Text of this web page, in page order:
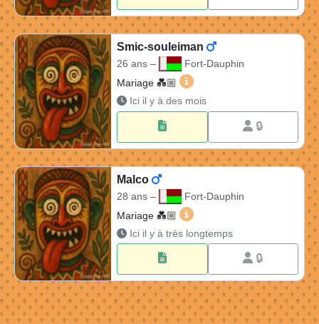
Smic-souleiman
26 ans –
Fort-Dauphin
Mariage 💑🏼​
Smic-souleiman 26 ans à
Ici il y à des mois
🔒
Malco
28 ans –
Fort-Dauphin
Mariage 💑🏼​
Malco 28 ans à Fort-
Ici il y à très longtemps
🔒